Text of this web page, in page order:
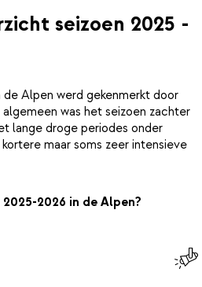
seizoen 2025 -
Alpen werd gekenmerkt door
was het seizoen zachter
lange droge periodes onder
maar soms zeer intensieve
2026 in de Alpen?